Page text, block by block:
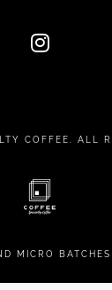
COFFEE. ALL
MICRO